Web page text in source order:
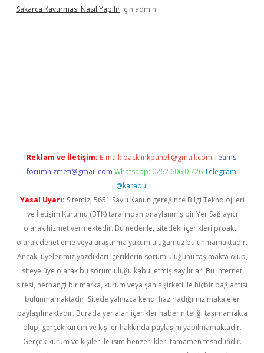
Sakarca Kavurması Nasıl Yapılır için admin
Reklam ve İletişim: E-mail: backlinkpaneli@gmail.com Teams:
forumhizmeti@gmail.com Whatsapp: 0262 606 0 726 Telegram:
@karabul
Yasal Uyarı: Sitemiz, 5651 Sayılı Kanun gereğince Bilgi Teknolojileri
ve İletişim Kurumu (BTK) tarafından onaylanmış bir Yer Sağlayıcı
olarak hizmet vermektedir. Bu nedenle, sitedeki içerikleri proaktif
olarak denetleme veya araştırma yükümlülüğümüz bulunmamaktadır.
Ancak, üyelerimiz yazdıkları içeriklerin sorumluluğunu taşımakta olup,
siteye üye olarak bu sorumluluğu kabul etmiş sayılırlar. Bu internet
sitesi, herhangi bir marka, kurum veya şahıs şirketi ile hiçbir bağlantısı
bulunmamaktadır. Sitede yalnızca kendi hazırladığımız makaleler
paylaşılmaktadır. Burada yer alan içerikler haber niteliği taşımamakta
olup, gerçek kurum ve kişiler hakkında paylaşım yapılmamaktadır.
Gerçek kurum ve kişiler ile isim benzerlikleri tamamen tesadüfidir.